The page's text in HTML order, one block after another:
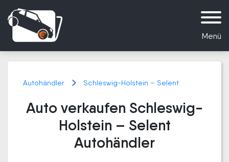
Menü
Autohändler Schleswig-Holstein – Selent
Auto verkaufen Schleswig-
Holstein – Selent
Autohändler